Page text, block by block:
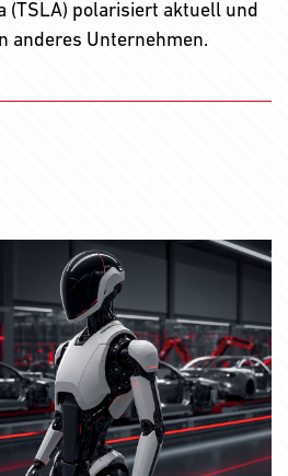
(TSLA) polarisiert aktuell und
anderes Unternehmen.